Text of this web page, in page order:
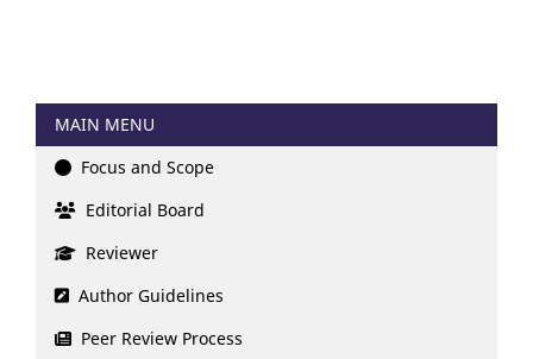
MAIN MENU
Focus and Scope
Editorial Board
Reviewer
Author Guidelines
Peer Review Process